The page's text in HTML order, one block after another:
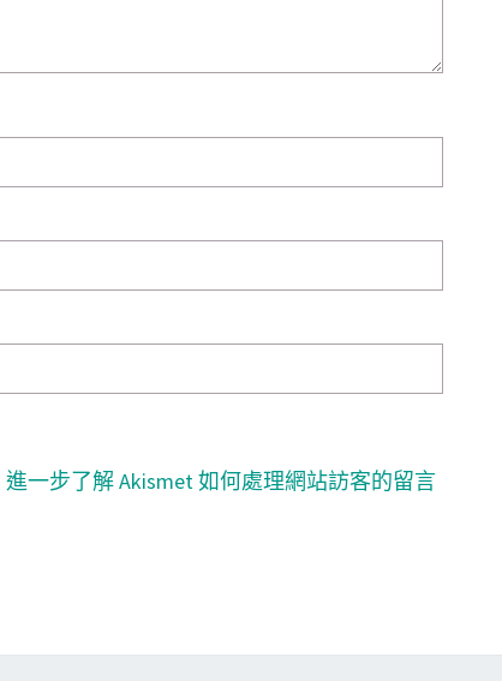
進一步了解 Akismet 如何處理網站訪客的留言